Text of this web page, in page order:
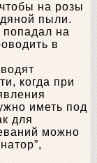
на розы
пыли.
на
в
когда при
иметь под
для
можно